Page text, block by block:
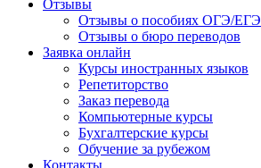
Отзывы
Отзывы о пособиях ОГЭ/ЕГЭ
Отзывы о бюро переводов
Заявка онлайн
Курсы иностранных языков
Репетиторство
Заказ перевода
Компьютерные курсы
Бухгалтерские курсы
Обучение за рубежом
Контакты